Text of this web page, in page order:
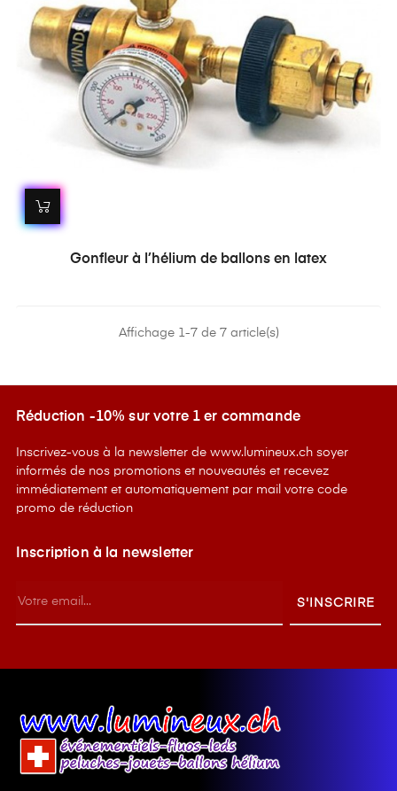
Gonfleur à l’hélium de ballons en latex
Affichage 1-7 de 7 article(s)
Réduction -10% sur votre 1 er commande
Inscrivez-vous à la newsletter de www.lumineux.ch soyer
informés de nos promotions et nouveautés et recevez
immédiatement et automatiquement par mail votre code
promo de réduction
Inscription à la newsletter
S'INSCRIRE